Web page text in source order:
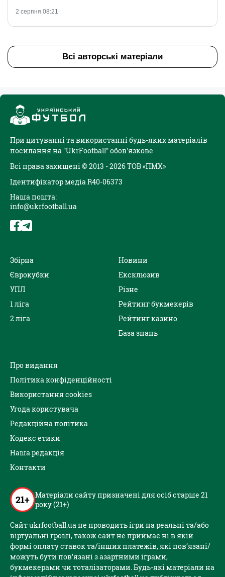
2 серпня 08:21
Всі авторські матеріали
При цитуванні та використанні будь-яких матеріалів
посилання на "UkrFootball" обов'язкове
Всі права захищені © 2013 - 2026 ТОВ «ПМХ»
Ідентифікатор медіа R40-06373
Наша пошта:
info@ukrfootball.ua
Збірна
Єврокубки
УПЛ
1 ліга
2 ліга
Новини
Ексклюзив
Різне
Рейтинг букмекерів
Рейтинг казино
База знань
Про видання
Політика конфіденційності
Використання cookies
Угода користувача
Редакційна політика
Кодекс етики
Наша редакція
Контакти
21+ Матеріали сайту призначені для осіб старше 21
року (21+)
Сайт ukrfootball.ua не проводить ігри на реальні та/або
віртуальні гроші, також сайт не приймає ні в якій
формі оплату ставок та/інших платежів, які пов’язані/
можуть бути пов’язані з азартними іграми,
букмекерами чи тоталізаторами. Будь-які матеріали на